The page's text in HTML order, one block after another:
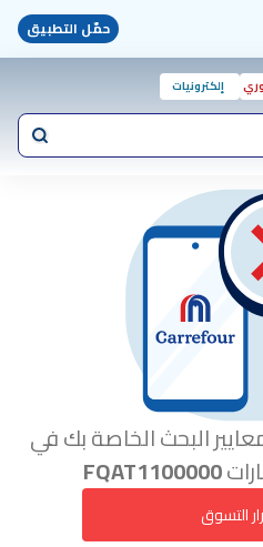
حمّل التطبيق
إلكترونيات
البحث الخاصة بك في
FQAT1100000
التسوق